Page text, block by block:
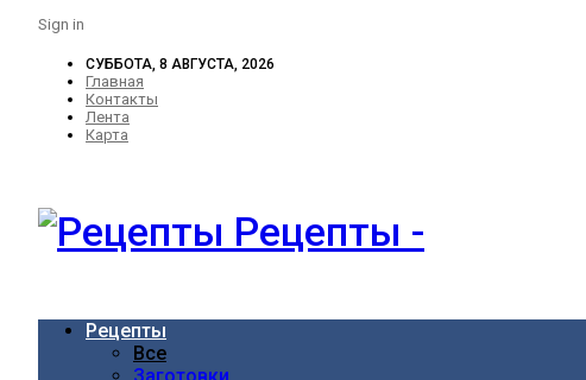
Sign in
СУББОТА, 8 АВГУСТА, 2026
Главная
Контакты
Лента
Карта
Рецепты -
Рецепты
Все